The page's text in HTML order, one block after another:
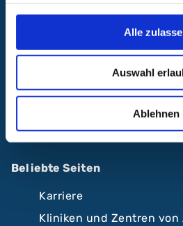
Alle
Auswahl
Ablehnen
A.R.Z. Ambulantes
ABC Ambulantes
Klinikum Nürnberg
Krankenhäuser
Beliebte Seiten
Karriere
Kliniken und Zentren von